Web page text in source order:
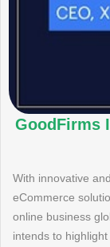
GoodFirms
(English) With
eCommerce
online business
intends to